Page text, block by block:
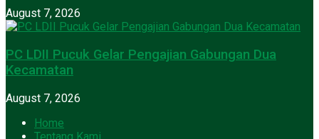
August 7, 2026
PC LDII Pucuk Gelar Pengajian Gabungan Dua
Kecamatan
August 7, 2026
Home